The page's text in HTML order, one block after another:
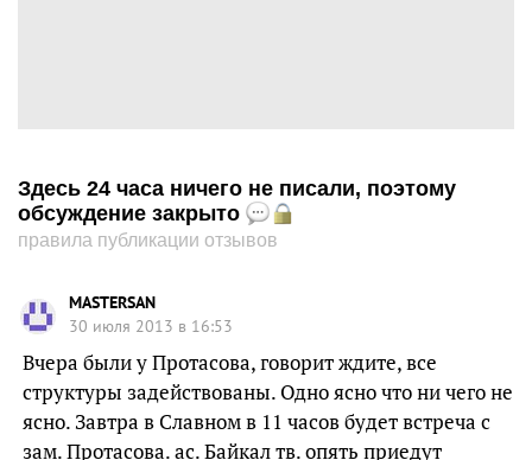
Здесь 24 часа ничего не писали, поэтому
обсуждение закрыто
правила публикации отзывов
MASTERSAN
30 июля 2013 в 16:53
Вчера были у Протасова, говорит ждите, все
структуры задействованы. Одно ясно что ни чего не
ясно. Завтра в Славном в 11 часов будет встреча с
зам. Протасова. ас. Байкал тв. опять приедут